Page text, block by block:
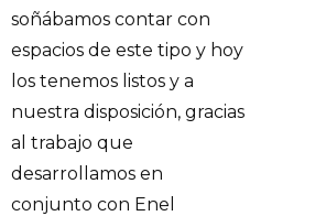
soñábamos contar con
espacios de este tipo y hoy
los tenemos listos y a
nuestra disposición, gracias
al trabajo que
desarrollamos en
conjunto con Enel